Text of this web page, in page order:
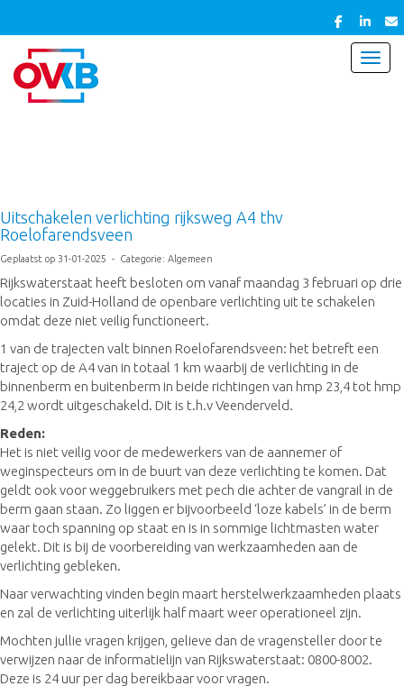
Uitschakelen verlichting rijksweg A4 thv
Roelofarendsveen
Geplaatst op 31-01-2025 - Categorie: Algemeen
Rijkswaterstaat heeft besloten om vanaf maandag 3 februari op drie
locaties in Zuid-Holland de openbare verlichting uit te schakelen
omdat deze niet veilig functioneert.
1 van de trajecten valt binnen Roelofarendsveen: het betreft een
traject op de A4 van in totaal 1 km waarbij de verlichting in de
binnenberm en buitenberm in beide richtingen van hmp 23,4 tot hmp
24,2 wordt uitgeschakeld. Dit is t.h.v Veenderveld.
Reden:
Het is niet veilig voor de medewerkers van de aannemer of
weginspecteurs om in de buurt van deze verlichting te komen. Dat
geldt ook voor weggebruikers met pech die achter de vangrail in de
berm gaan staan. Zo liggen er bijvoorbeeld ‘loze kabels’ in de berm
waar toch spanning op staat en is in sommige lichtmasten water
gelekt. Dit is bij de voorbereiding van werkzaamheden aan de
verlichting gebleken.
Naar verwachting vinden begin maart herstelwerkzaamheden plaats
en zal de verlichting uiterlijk half maart weer operationeel zijn.
Mochten jullie vragen krijgen, gelieve dan de vragensteller door te
verwijzen naar de informatielijn van Rijkswaterstaat: 0800-8002.
Deze is 24 uur per dag bereikbaar voor vragen.